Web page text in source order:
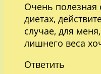
Очень полезная
диетах,
случае, для
лишнего веса
Ответить